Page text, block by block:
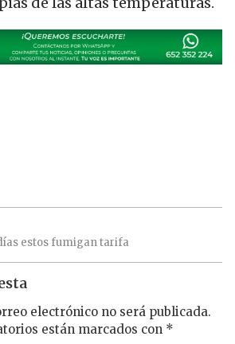
estos fumigantarifa
electrónico no será publicada.
están marcados con *